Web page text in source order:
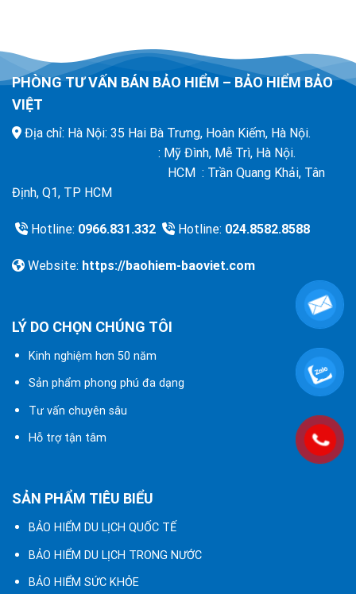
PHÒNG TƯ VẤN BÁN BẢO HIỂM – BẢO HIỂM BẢO
VIỆT
Địa chỉ: Hà Nội: 35 Hai Bà Trưng, Hoàn Kiếm, Hà Nội.
: Mỹ Đình, Mễ Trì, Hà Nội.
HCM : Trần Quang Khải, Tân
Định, Q1, TP HCM
Hotline: 0966.831.332 Hotline: 024.8582.8588
Website: https://baohiem-baoviet.com
LÝ DO CHỌN CHÚNG TÔI
Kinh nghiệm hơn 50 năm
Sản phẩm phong phú đa dạng
Tư vấn chuyên sâu
Hỗ trợ tận tâm
SẢN PHẨM TIÊU BIỂU
BẢO HIỂM DU LỊCH QUỐC TẾ
BẢO HIỂM DU LỊCH TRONG NƯỚC
BẢO HIỂM SỨC KHỎE